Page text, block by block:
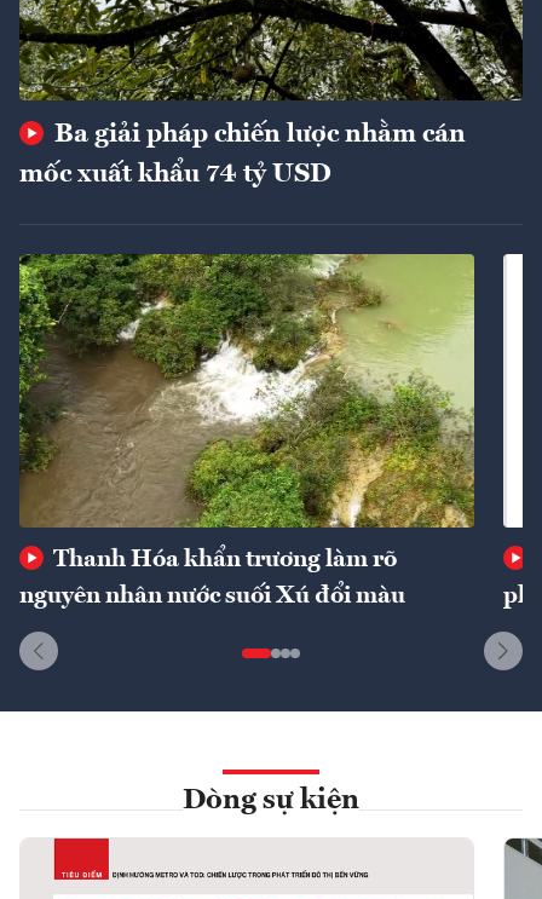
Ba giải pháp chiến lược nhằm cán
mốc xuất khẩu 74 tỷ USD
Thanh Hóa khẩn trương làm rõ
nguyên nhân nước suối Xú đổi màu
phí
Dòng sự kiện